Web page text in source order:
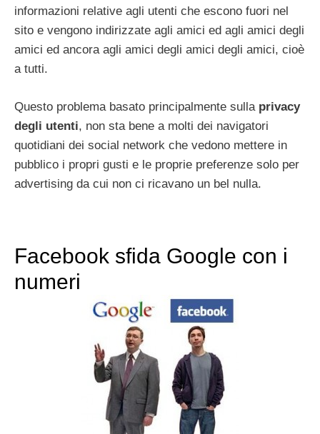
informazioni relative agli utenti che escono fuori nel
sito e vengono indirizzate agli amici ed agli amici degli
amici ed ancora agli amici degli amici degli amici, cioè
a tutti.
Questo problema basato principalmente sulla privacy
degli utenti, non sta bene a molti dei navigatori
quotidiani dei social network che vedono mettere in
pubblico i propri gusti e le proprie preferenze solo per
advertising da cui non ci ricavano un bel nulla.
Facebook sfida Google con i
numeri